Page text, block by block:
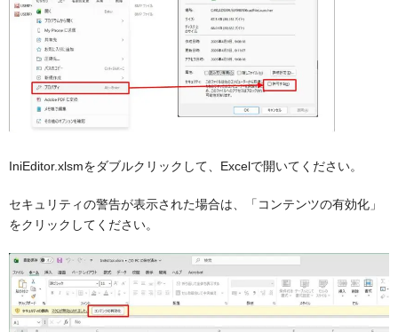
IniEditor.xlsmをダブルクリックして、Excelで開いてください。
セキュリティの警告が表示された場合は、「コンテンツの有効化」
をクリックしてください。